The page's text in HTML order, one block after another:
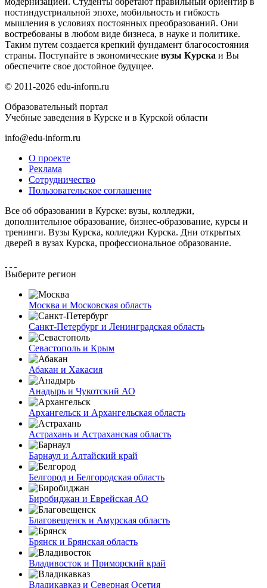
постиндустриальной эпохе, мобильность и гибкость
мышления в условиях постоянных преобразований. Они
востребованы в любом виде бизнеса, в науке и политике.
Таким путем создается крепкий фундамент благосостояния
страны. Поступайте в экономические вузы Курска и Вы
обеспечите свое достойное будущее.
© 2011-2026 edu-inform.ru
Образовательный портал
Учебные заведения в Курске и в Курской области
info@edu-inform.ru
О проекте
Реклама
Сотрудничество
Пользовательское соглашение
Все об образовании в Курске: вузы, колледжи,
дополнительное образование, бизнес-образование, курсы и
тренинги. Вузы Курска, колледжи Курска. Дни открытых
дверей в вузах Курска, профессиональное образование.
Выберите регион
Москва и Московская область
Санкт-Петербург и Ленинградская область
Севастополь и Крым
Абакан и Хакасия
Анадырь и Чукотский АО
Архангельск и Архангельская область
Астрахань и Астраханская область
Барнаул и Алтайский край
Белгород и Белгородская область
Биробиджан и Еврейская АО
Благовещенск и Амурская область
Брянск и Брянская область
Владивосток и Приморский край
Владикавказ и Северная Осетия